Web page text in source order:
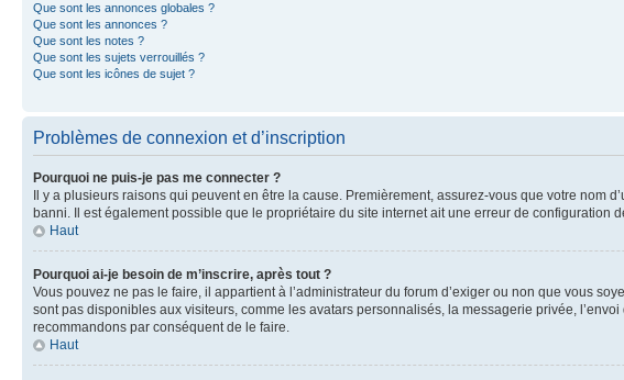
Que sont les annonces globales ?
Que sont les annonces ?
Que sont les notes ?
Que sont les sujets verrouillés ?
Que sont les icônes de sujet ?
Problèmes de connexion et d’inscription
Pourquoi ne puis-je pas me connecter ?
Il y a plusieurs raisons qui peuvent en être la cause. Premièrement, assurez-vous que votre nom
banni. Il est également possible que le propriétaire du site internet ait une erreur de configuration
Haut
Pourquoi ai-je besoin de m’inscrire, après tout ?
Vous pouvez ne pas le faire, il appartient à l’administrateur du forum d’exiger ou non que vous
sont pas disponibles aux visiteurs, comme les avatars personnalisés, la messagerie privée,
recommandons par conséquent de le faire.
Haut